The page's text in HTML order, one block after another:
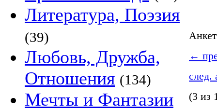
Литература, Поэзия
(39)
Любовь, Дружба,
Отношения (134)
Мечты и Фантазии
←
след.
(3 из